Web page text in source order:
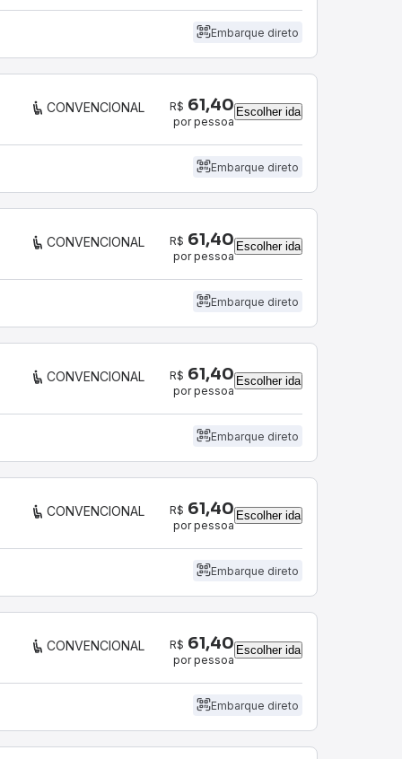
Embarque direto
CONVENCIONAL R$ 61,40
por pessoa
Escolher ida
Embarque direto
CONVENCIONAL R$ 61,40
por pessoa
Escolher ida
Embarque direto
CONVENCIONAL R$ 61,40
por pessoa
Escolher ida
Embarque direto
CONVENCIONAL R$ 61,40
por pessoa
Escolher ida
Embarque direto
CONVENCIONAL R$ 61,40
por pessoa
Escolher ida
Embarque direto